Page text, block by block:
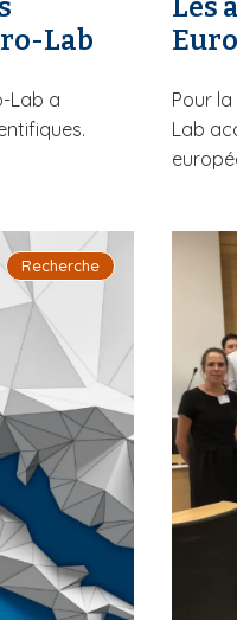
Lab
Lab a
Les
Pour
Lab
Recherche